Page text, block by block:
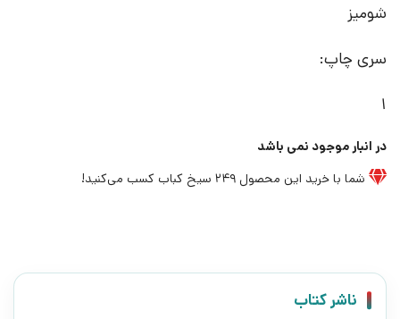
شومیز
سری چاپ:
1
در انبار موجود نمی باشد
شما با خرید این محصول 249 سیخ کباب کسب می‌کنید!
ناشر کتاب